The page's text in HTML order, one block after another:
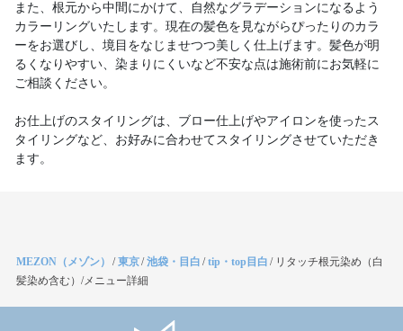
また、根元から中間にかけて、自然なグラデーションになるよう
カラーリングいたします。現在の髪色を見ながらぴったりのカラ
ーをお選びし、境目をなじませつつ美しく仕上げます。髪色が明
るくなりやすい、染まりにくいなど不安な点は施術前にお気軽に
ご相談ください。
お仕上げのスタイリングは、ブロー仕上げやアイロンを使ったス
タイリングなど、お好みに合わせてスタイリングさせていただき
ます。
MEZON（メゾン） /東京/池袋・目白 /tip・top目白 / リタッチ根元染め（白
髪染め含む）/メニュー詳細